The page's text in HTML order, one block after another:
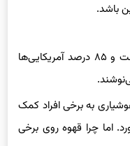
به برخی افراد کمک
اما چرا قهوه روی برخی